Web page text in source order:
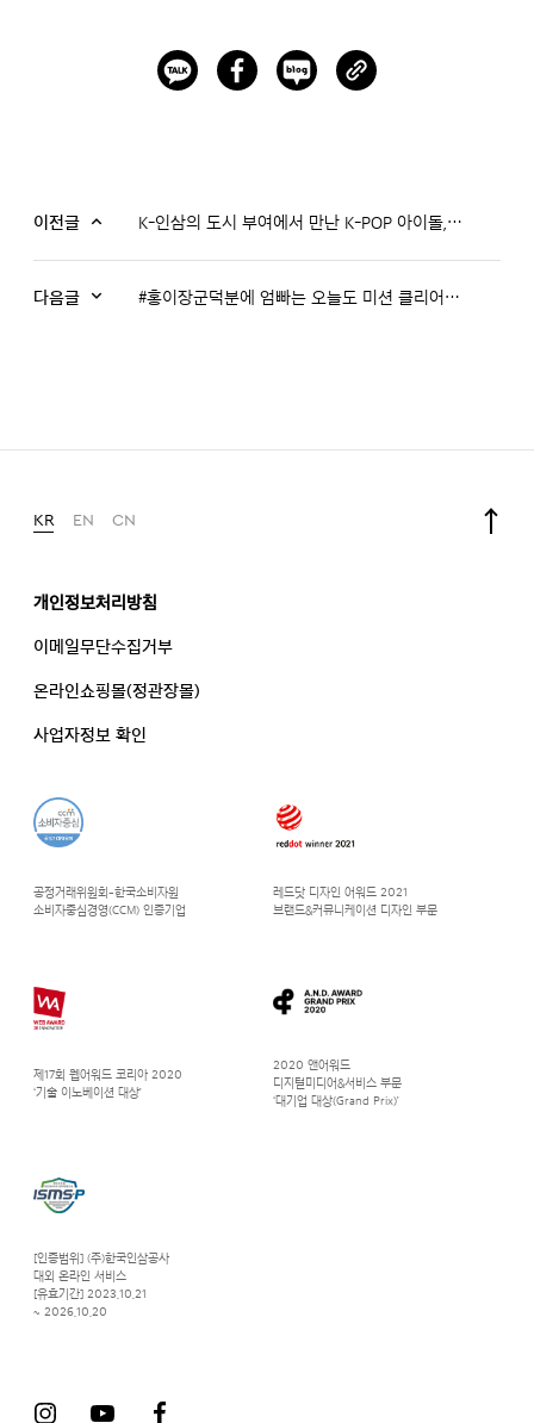
이전글 K-인삼의 도시 부여에서 만난 K-POP 아이돌, 드리핀
다음글 #홍이장군덕분에 엄빠는 오늘도 미션 클리어 - 키즈카페편
KR EN CN
공정거래위원회-한국소비자원
소비자중심경영(CCM) 인증기업
레드닷 디자인 어워드 2021
브랜드&커뮤니케이션 디자인 부문
제17회 웹어워드 코리아 2020
‘기술 이노베이션 대상’
2020 앤어워드
디지털미디어&서비스 부문
‘대기업 대상(Grand Prix)’
[인증범위] (주)한국인삼공사
대외 온라인 서비스
[유효기간] 2023.10.21
~ 2026.10.20
개인정보처리방침
이메일무단수집거부
온라인쇼핑몰(정관장몰)
사업자정보 확인